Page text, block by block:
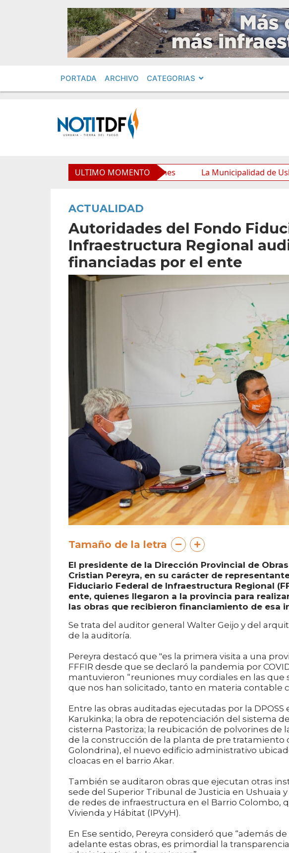
PORTADA ARCHIVO CATEGORIAS
ULTIMO MOMENTO
y mejora sus prestaciones La Municipalidad de Ushuaia
ACTUALIDAD
Autoridades del Fondo
Infraestructura Regional
financiadas por el ente
Tamaño de la letra
El presidente de la Dirección Provincial de
Cristian Pereyra, en su carácter de
Fiduciario Federal de Infraestructura Regional
ente, quienes llegaron a la provincia para
las obras que recibieron financiamiento de esa
Se trata del auditor general Walter Geijo y del
de la auditoría.
Pereyra destacó que "es la primera visita a una
FFFIR desde que se declaró la pandemia por
mantuvieron “reuniones muy cordiales en las
que nos han solicitado, tanto en materia contable
Entre las obras auditadas ejecutadas por la
Karukinka; la obra de repotenciación del sistema
cisterna Pastoriza; la reubicación de polvorines
de la construcción de la planta de pre tratamiento
Golondrina), el nuevo edificio administrativo
cloacas en el barrio Akar.
También se auditaron obras que ejecutan otras
sede del Superior Tribunal de Justicia en Ushuaia
de redes de infraestructura en el Barrio Colombo,
Vivienda y Hábitat (IPVyH).
En Ese sentido, Pereyra consideró que “además
adelante estas obras, es primordial la